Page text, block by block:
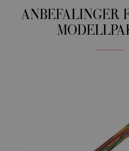
ANBEFALINGER